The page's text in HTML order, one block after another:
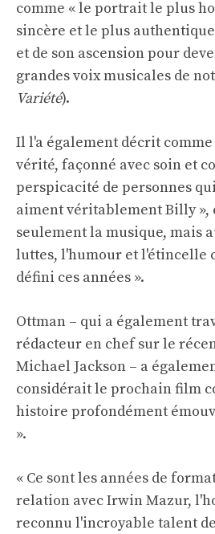
comme « le portrait le plus
sincère et le plus
et de son ascension pour
grandes voix musicales de
Variété).
Il l'a également décrit
vérité, façonné avec soin et
perspicacité de personnes
aiment véritablement Billy »,
seulement la musique, mais
luttes, l'humour et l'étincelle
défini ces années ».
Ottman – qui a également
rédacteur en chef sur le
Michael Jackson – a
considérait le prochain film
histoire profondément
».
« Ce sont les années de
relation avec Irwin Mazur,
reconnu l'incroyable talent